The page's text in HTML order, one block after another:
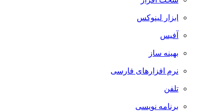
ابزار لینوکس
آفیس
بهینه ساز
نرم افزارهای فارسی
تلفن
برنامه نویسی